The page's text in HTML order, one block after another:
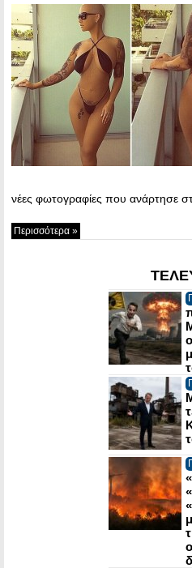
νέες φωτογραφίες που ανάρτησε
Περισσότερα »